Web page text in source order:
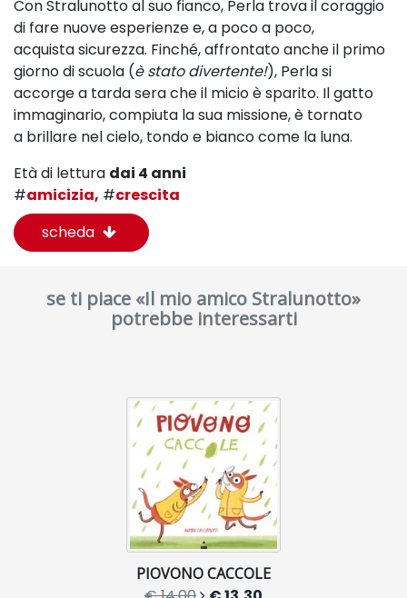
Con Stralunotto al suo fianco, Perla trova il coraggio
di fare nuove esperienze e, a poco a poco,
acquistasicurezza. Finché, affrontato anche il primo
giorno di scuola (è stato divertente!), Perla si
accorgea tarda sera che il micio è sparito. Il gatto
immaginario, compiuta la sua missione, è tornato
a brillare nel cielo, tondo e bianco come la luna.
Età di lettura dai 4 anni
#amicizia, #crescita
scheda
se ti piace «Il mio amico Stralunotto»
potrebbe interessarti
PIOVONO CACCOLE